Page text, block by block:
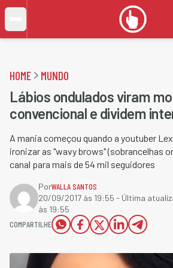
HOME MUNDO
Lábios ondulados viram
convencional e dividem
A mania começou quando a youtuber
ironizar as "wavy brows" (sobrancelhas
canal para mais de 54 mil seguidores
PorWALLA SANTOS
20/09/2017 às 19:55 - Última
às 19:55
COMPARTILHE